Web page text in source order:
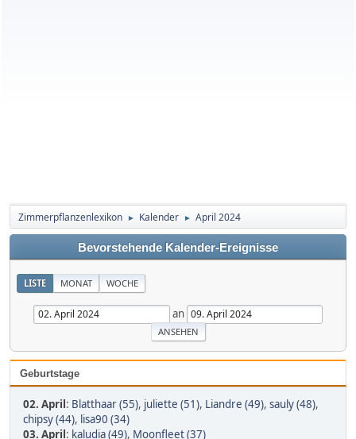
Zimmerpflanzenlexikon ► Kalender ► April 2024
Bevorstehende Kalender-Ereignisse
LISTE MONAT WOCHE
an
Geburtstage
02. April: Blatthaar (55), juliette (51), Liandre (49), sauly (48),
chipsy (44), lisa90 (34)
03. April: kaludia (49), Moonfleet (37)